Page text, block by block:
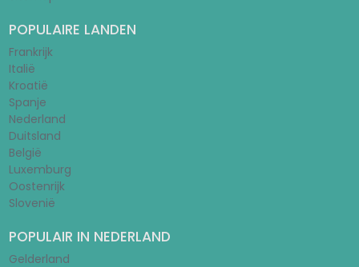
POPULAIRE LANDEN
Frankrijk
Italië
Kroatië
Spanje
Nederland
Duitsland
België
Luxemburg
Oostenrijk
Slovenië
POPULAIR IN NEDERLAND
Gelderland